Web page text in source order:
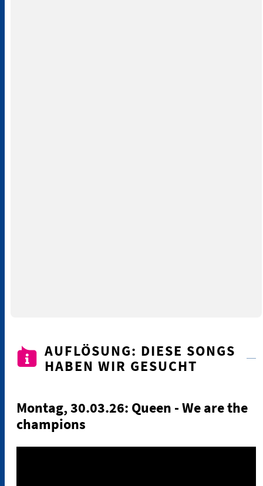
AUFLÖSUNG: DIESE SONGS
HABEN WIR GESUCHT
Montag, 30.03.26: Queen - We are the
champions